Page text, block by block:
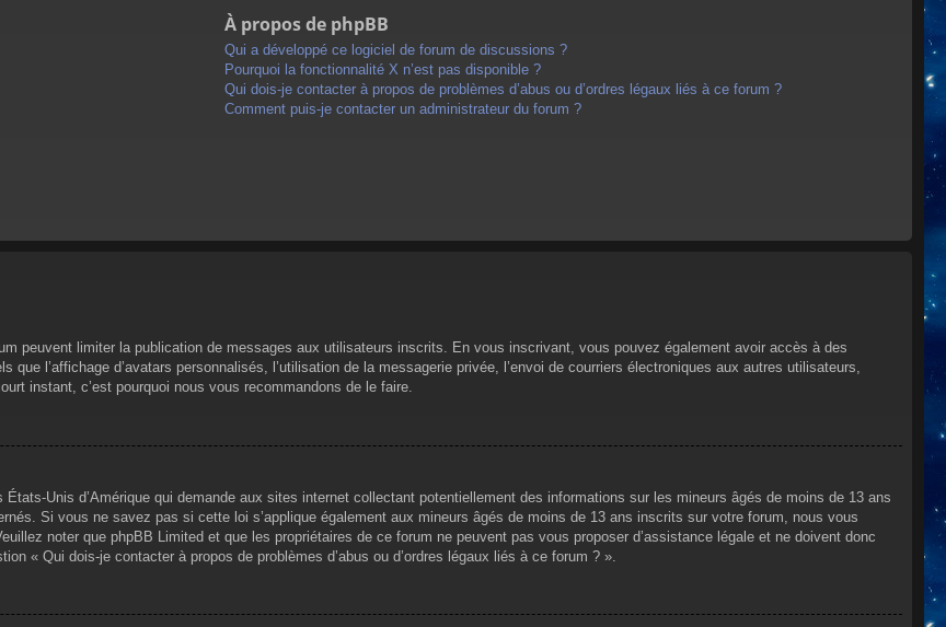
À propos de phpBB
Qui a développé ce logiciel de forum de discussions ?
Pourquoi la fonctionnalité X n’est pas disponible ?
Qui dois-je contacter à propos de problèmes d’abus ou d’ordres légaux liés à ce forum ?
Comment puis-je contacter un administrateur du forum ?
peuvent limiter la publication de messages aux utilisateurs inscrits. En vous inscrivant, vous pouvez également avoir accès à des
l’affichage d’avatars personnalisés, l’utilisation de la messagerie privée, l’envoi de courriers électroniques aux autres utilisateurs,
instant, c’est pourquoi nous vous recommandons de le faire.
Unis d’Amérique qui demande aux sites internet collectant potentiellement des informations sur les mineurs âgés de moins de 13 ans
Si vous ne savez pas si cette loi s’applique également aux mineurs âgés de moins de 13 ans inscrits sur votre forum, nous vous
noter que phpBB Limited et que les propriétaires de ce forum ne peuvent pas vous proposer d’assistance légale et ne doivent donc
« Qui dois-je contacter à propos de problèmes d’abus ou d’ordres légaux liés à ce forum ? ».